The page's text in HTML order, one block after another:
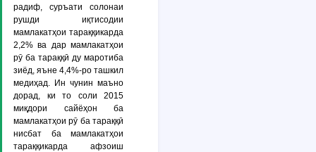
радиф, суръати солонаи
рушди иқтисодии
мамлакатҳои тараққикарда
2,2% ва дар мамлакатҳои
рӯ ба тараққӣ ду маротиба
зиёд, яъне 4,4%-ро ташкил
медиҳад. Ин чунин маъно
дорад, ки то соли 2015
миқдори сайёҳон ба
мамлакатҳои рӯ ба тараққӣ
нисбат ба мамлакатҳои
тараққикарда афзоиш